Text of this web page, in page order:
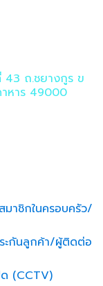
43 ถ.ชยางกูร ข
าหาร 49000
าชิกในครอบครัว/
ะกันลูกค้า/ผู้ติดต่อ
(CCTV)